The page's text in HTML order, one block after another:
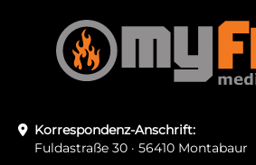
Korrespondenz-Anschrift:
Fuldastraße 30 · 56410 Montabaur